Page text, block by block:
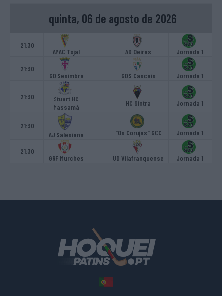
quinta, 06 de agosto de 2026
21:30
APAC Tojal
AD Oeiras
Jornada 1
21:30
GD Sesimbra
GDS Cascais Jornada 1
21:30
Stuart HC
Massamá
HC Sintra Jornada 1
21:30
AJ Salesiana
"Os Corujas" GCC Jornada 1
21:30
GRF Murches
UD Vilafranquense Jornada 1